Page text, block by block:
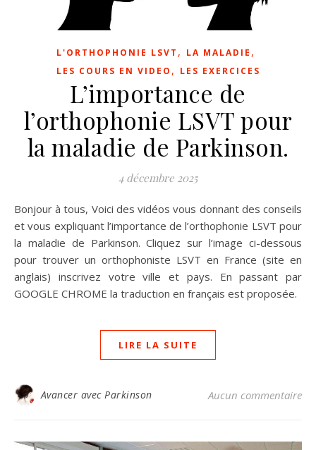
L'ORTHOPHONIE LSVT , LA MALADIE ,
LES COURS EN VIDEO , LES EXERCICES
L’importance de
l’orthophonie LSVT pour
la maladie de Parkinson.
4 décembre 2025
Bonjour à tous, Voici des vidéos vous donnant des conseils
et vous expliquant l’importance de l’orthophonie LSVT pour
la maladie de Parkinson. Cliquez sur l’image ci-dessous
pour trouver un orthophoniste LSVT en France (site en
anglais) inscrivez votre ville et pays. En passant par
GOOGLE CHROME la traduction en français est proposée.
LIRE LA SUITE
Avancer avec Parkinson Aucun commentaire